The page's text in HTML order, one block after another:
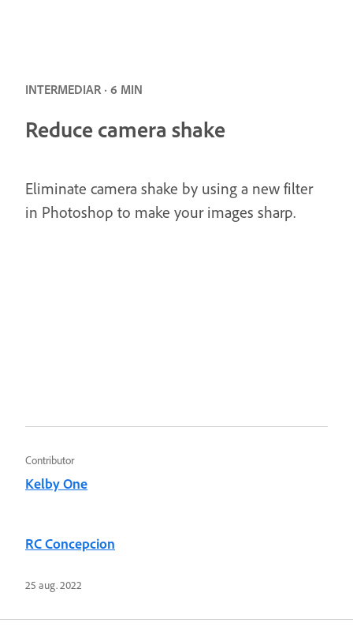
INTERMEDIAR · 6 MIN
Reduce camera shake
Eliminate camera shake by using a new filter
in Photoshop to make your images sharp.
Contributor
Kelby One
RC Concepcion
25 aug. 2022